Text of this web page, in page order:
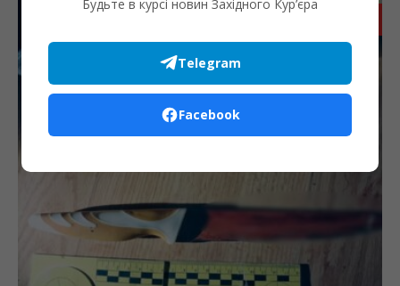
Будьте в курсі новин Західного Кур’єра
Telegram
Facebook